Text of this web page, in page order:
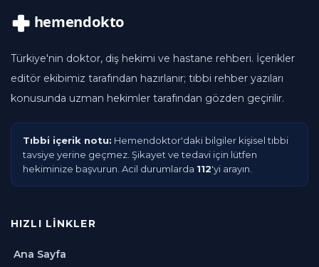
Türkiye'nin doktor, diş hekimi ve hastane rehberi. İçerikler
editör ekibimiz tarafından hazırlanır; tıbbi rehber yazıları
konusunda uzman hekimler tarafından gözden geçirilir.
Tıbbi içerik notu: Hemendoktor'daki bilgiler kişisel tıbbi
tavsiye yerine geçmez. Şikayet ve tedavi için lütfen
hekiminize başvurun. Acil durumlarda 112'yi arayın.
HIZLI LINKLER
Ana Sayfa